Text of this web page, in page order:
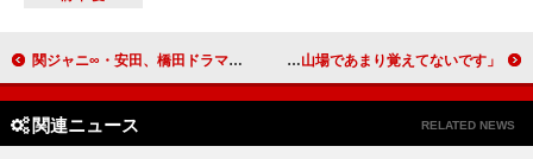
関ジャニ∞・安田、橋田ドラマに出演 橋田さん「眼鏡がない方がかわいい」 夏帆、初めてのホラー作品で貞子超えに挑戦 撮影は「毎日が山場であまり覚えてないです」
関連ニュース RELATED NEWS